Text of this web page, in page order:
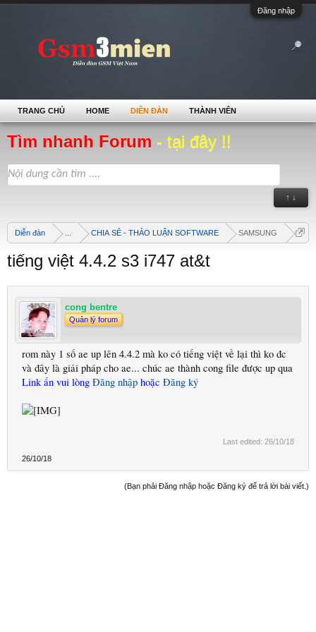
Đăng nhập
Tìm nhanh Forum - tại đây !!
↑ ↓
Diễn đàn CHIA SẺ - THẢO LUẬN SOFTWARE SAMSUNG
tiếng việt 4.4.2 s3 i747 at&t
cong bentre
Quản lý forum
rom này 1 số ae up lên 4.4.2 mà ko có tiếng việt về lại thì ko đc
và đây là giải pháp cho ae... chúc ae thành cong file được up qua
Link ẩn vui lòng Đăng nhập hoặc Đăng ký
Last edited: 26/10/18
26/10/18
(Bạn phải Đăng nhập hoặc Đăng ký để trả lời bài viết.)
TRANG CHỦ HOME DIỄN ĐÀN THÀNH VIÊN